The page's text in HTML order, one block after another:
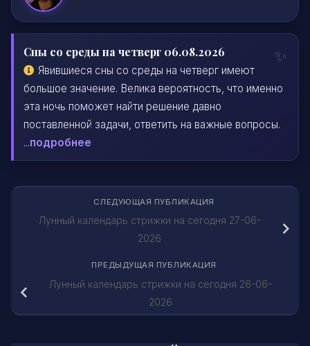
Сны со среды на четверг 06.08.2026
Явившиеся сны со среды на четверг имеют
большое значение. Велика вероятность, что именно
эта ночь поможет найти решение давно
поставленной задачи, ответить на важные вопросы.
...подробнее
СЛЕДУЮЩАЯ ПУБЛИКАЦИЯ
Лунный календарь стрижки на сегодня 27-06-
2026
ПРЕДЫДУЩАЯ ПУБЛИКАЦИЯ
Лунный календарь стрижки на сегодня 26-06-
2026